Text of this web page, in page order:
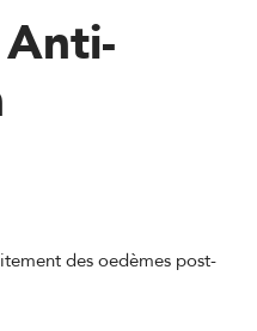
des oedèmes post-